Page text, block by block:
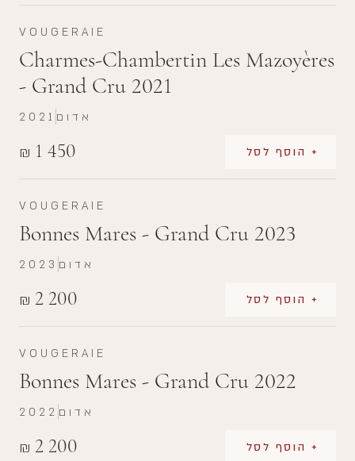
VOUGERAIE
Charmes-Chambertin Les Mazoyères
- Grand Cru 2021
₪ 1 450 + הוסף לסל
2021 אדום
VOUGERAIE
Bonnes Mares - Grand Cru 2023
₪ 2 200 + הוסף לסל
2023 אדום
VOUGERAIE
Bonnes Mares - Grand Cru 2022
₪ 2 200 + הוסף לסל
2022 אדום